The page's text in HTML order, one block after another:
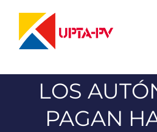
contenido
LOS
PAGAN